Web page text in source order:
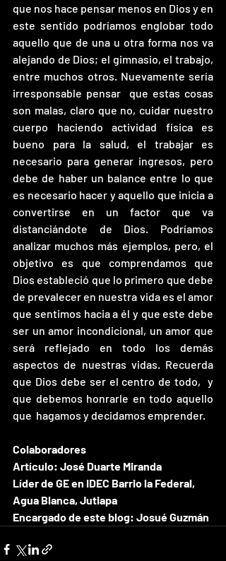
que nos hace pensar menos en Dios y en
este sentido podríamos englobar todo
aquello que de una u otra forma nos va
alejando de Dios; el gimnasio, el trabajo,
entre muchos otros. Nuevamente sería
irresponsable pensar  que estas cosas
son malas, claro que no, cuidar nuestro
cuerpo haciendo actividad física es
bueno para la salud, el trabajar es
necesario para generar ingresos, pero
debe de haber un balance entre lo que
es necesario hacer y aquello que inicia a
convertirse en un factor que va
distanciándote de Dios. Podríamos
analizar muchos más ejemplos, pero, el
objetivo es que comprendamos que
Dios estableció que lo primero que debe
de prevalecer en nuestra vida es el amor
que sentimos hacia a él y que este debe
ser un amor incondicional, un amor que
será reflejado en todo los demás
aspectos de nuestras vidas. Recuerda
que Dios debe ser el centro de todo,  y
que debemos honrarle en todo aquello
que  hagamos y decidamos emprender.
Colaboradores
Artículo: José Duarte Miranda
Líder de GE en IDEC Barrio la Federal,
Agua Blanca, Jutiapa
Encargado de este blog: Josué Guzmán